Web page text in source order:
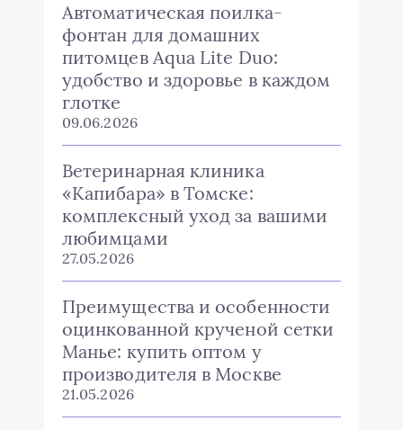
Автоматическая поилка-
фонтан для домашних
питомцев Aqua Lite Duo:
удобство и здоровье в каждом
глотке
09.06.2026
Ветеринарная клиника
«Капибара» в Томске:
комплексный уход за вашими
любимцами
27.05.2026
Преимущества и особенности
оцинкованной крученой сетки
Манье: купить оптом у
производителя в Москве
21.05.2026